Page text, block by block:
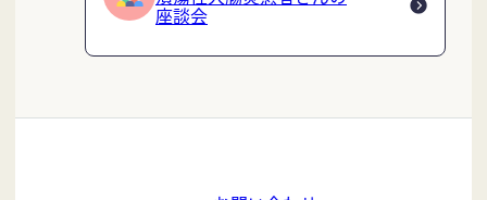
座談会